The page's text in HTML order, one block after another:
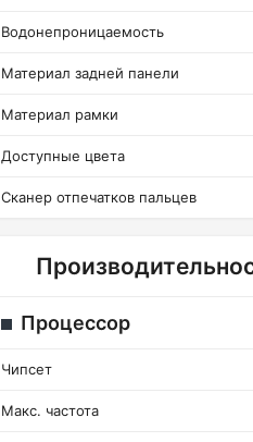
Водонепроницаемость
Материал задней панели
Материал рамки
Доступные цвета
Сканер отпечатков пальцев
Процессор
Чипсет
Макс. частота